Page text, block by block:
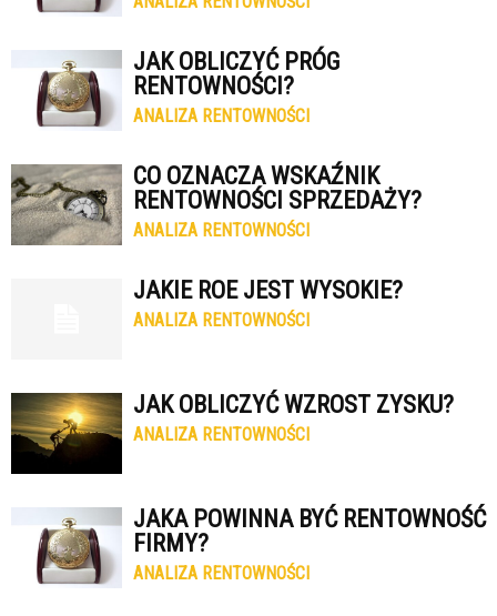
JAK OBLICZYĆ PRÓG
RENTOWNOŚCI?
ANALIZA RENTOWNOŚCI
CO OZNACZA WSKAŹNIK
RENTOWNOŚCI SPRZEDAŻY?
ANALIZA RENTOWNOŚCI
JAKIE ROE JEST WYSOKIE?
ANALIZA RENTOWNOŚCI
JAK OBLICZYĆ WZROST ZYSKU?
ANALIZA RENTOWNOŚCI
JAKA POWINNA BYĆ RENTOWNOŚĆ
FIRMY?
ANALIZA RENTOWNOŚCI